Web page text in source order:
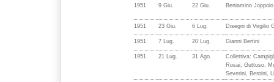
1951
9 Giu. 22 Giu. Beniamino Joppolo
1951 23 Giu. 6 Lug. Disegni di Virgilio
1951 7 Lug. 20 Lug. Gianni Bertini
1951 21 Lug. 31 Ago.
Collettiva:
Rosai, Guttuso,
Severini, Bestini,